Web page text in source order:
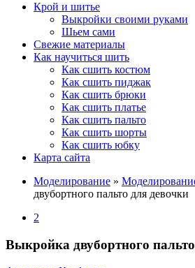
Крой и шитье
Выкройки своими руками
Шьем сами
Свежие материалы
Как научиться шить
Как сшить костюм
Как сшить пиджак
Как сшить брюки
Как сшить платье
Как сшить пальто
Как сшить шорты
Как сшить юбку
Карта сайта
Моделирование »
двубортного пальто для девочки
2
Выкройка двубортного